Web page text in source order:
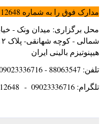
مدارک فوق را به شماره 09126112648 واتس اپ و یا تلگرام کنید.
محل برگزاری: میدان ونک -
هیپنوتیزم بالینی ایران
تلفن: 88063547 - 09023336716 - 09126112648
تلگرام: 09023336716 - 09126112648